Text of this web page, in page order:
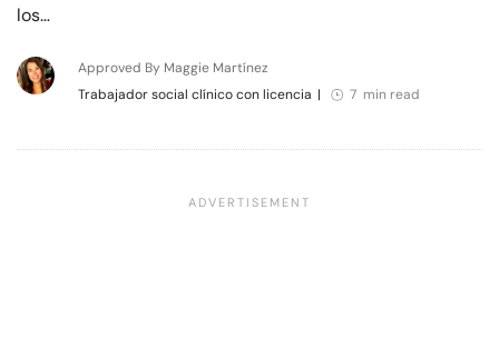
los…
Approved By Maggie Martínez
Trabajador social clínico con licencia | 7 min read